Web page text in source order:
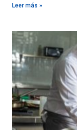
Leer más »